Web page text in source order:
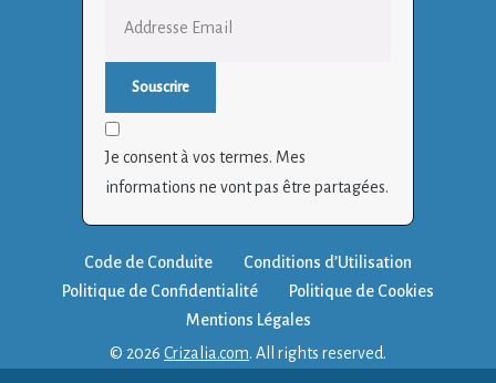
Je consent à vos termes. Mes
informations ne vont pas être partagées.
Code de Conduite
Conditions d’Utilisation
Politique de Confidentialité
Politique de Cookies
Mentions Légales
© 2026 Crizalia.com. All rights reserved.